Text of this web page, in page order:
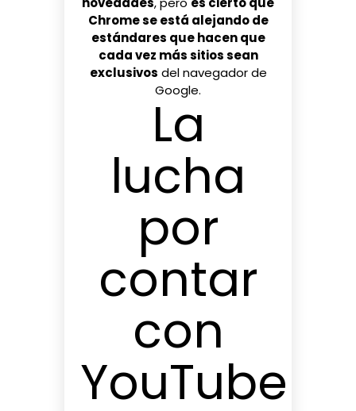
Chrome se está alejando de
estándares que hacen que
cada vez más sitios sean
exclusivos del navegador de
Google.
La
lucha
por
contar
con
YouTube